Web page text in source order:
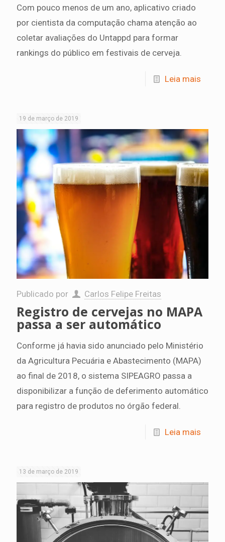
Com pouco menos de um ano, aplicativo criado
por cientista da computação chama atenção ao
coletar avaliações do Untappd para formar
rankings do público em festivais de cerveja.
Leia mais
19 de março de 2019
Publicado por Carlos Felipe Freitas
Registro de cervejas no MAPA
passa a ser automático
Conforme já havia sido anunciado pelo Ministério
da Agricultura Pecuária e Abastecimento (MAPA)
ao final de 2018, o sistema SIPEAGRO passa a
disponibilizar a função de deferimento automático
para registro de produtos no órgão federal.
Leia mais
13 de março de 2019